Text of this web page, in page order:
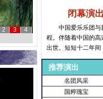
2 3
4
闭幕演
中国爱乐乐团与新
程。伴随着中国的
出世。短短十二年
推荐演出
名团风采
国粹瑰宝